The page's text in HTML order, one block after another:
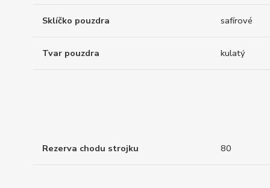
Sklíčko pouzdra safírové
Tvar pouzdra kulatý
Rezerva chodu strojku 80